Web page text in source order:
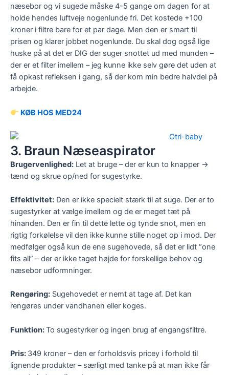
næsebor og vi sugede måske 4-5 gange om dagen for at
holde hendes luftveje nogenlunde fri. Det kostede +100
kroner i filtre bare for et par dage. Men den er smart til
prisen og klarer jobbet nogenlunde. Du skal dog også lige
huske på at det er DIG der suger snottet ud med munden –
der er et filter imellem – jeg kunne ikke selv gøre det uden at
få opkast refleksen i gang, så der kom min bedre halvdel på
arbejde.
KØB HOS MED24
3. Braun Næseaspirator
Brugervenlighed: Let at bruge – der er kun to knapper →
tænd og skrue op/ned for sugestyrke.
Effektivitet: Den er ikke specielt stærk til at suge. Der er to
sugestyrker at vælge imellem og de er meget tæt på
hinanden. Den er fin til dette lette og tynde snot, men en
rigtig forkølelse vil den ikke kunne stille noget op i mod. Der
medfølger også kun de ene sugehovede, så det er lidt “one
fits all” – der er ikke taget højde for forskellige behov og
næsebor udformninger.
Rengøring: Sugehovedet er nemt at tage af. Det kan
rengøres under vandhanen eller koges.
Funktion:To sugestyrker og ingen brug af engangsfiltre.
Pris: 349 kroner – den er forholdsvis pricey i forhold til
lignende produkter – særligt med tanke på at man ikke får